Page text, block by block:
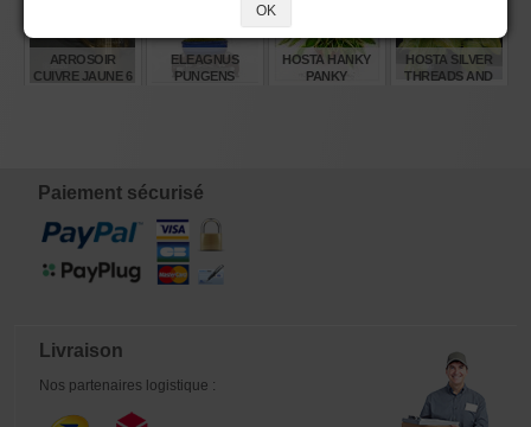
ARROSOIR
CUIVRE JAUNE 6
ELEAGNUS
PUNGENS
HOSTA HANKY
PANKY
HOSTA SILVER
THREADS AND
Paiement sécurisé
Livraison
Nos partenaires logistique :
OK